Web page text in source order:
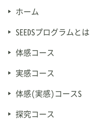
ホーム
SEEDSプログラムとは
体感コース
実感コース
体感(実感)コースS
探究コース